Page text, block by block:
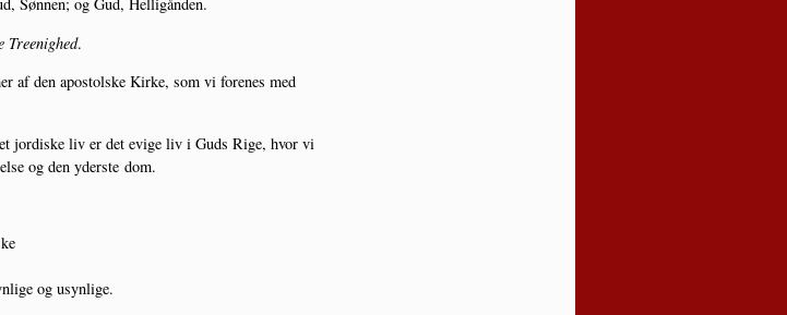
Søn­nen; og Gud, Helligånden.
Tre­e­nig­hed.
af den apo­stol­ske Kir­ke, som vi for­e­nes med
jor­di­ske liv er det evi­ge liv i Guds Rige, hvor vi
og den yder­ste dom.
og usynlige.